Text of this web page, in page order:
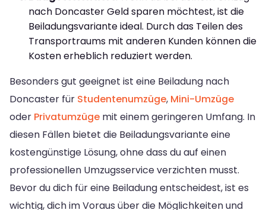
nach Doncaster Geld sparen möchtest, ist die
Beiladungsvariante ideal. Durch das Teilen des
Transportraums mit anderen Kunden können die
Kosten erheblich reduziert werden.
Besonders gut geeignet ist eine Beiladung nach
Doncaster für Studentenumzüge, Mini-Umzüge
oder Privatumzüge mit einem geringeren Umfang. In
diesen Fällen bietet die Beiladungsvariante eine
kostengünstige Lösung, ohne dass du auf einen
professionellen Umzugsservice verzichten musst.
Bevor du dich für eine Beiladung entscheidest, ist es
wichtig, dich im Voraus über die Möglichkeiten und